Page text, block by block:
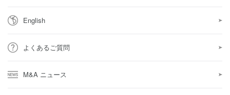
English
よくあるご質問
M&A ニュース